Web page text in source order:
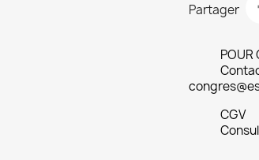
Partager
POUR
CGV